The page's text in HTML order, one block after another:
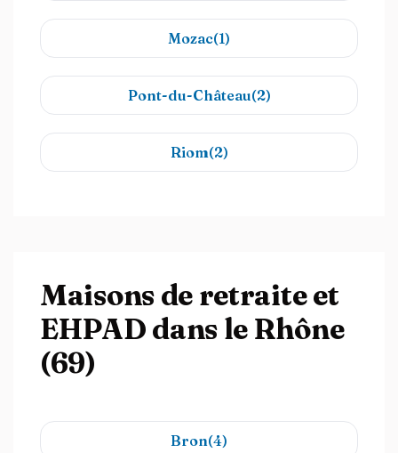
Mozac(1)
Pont-du-Château(2)
Riom(2)
Maisons de retraite et
EHPAD dans le Rhône
(69)
Bron(4)